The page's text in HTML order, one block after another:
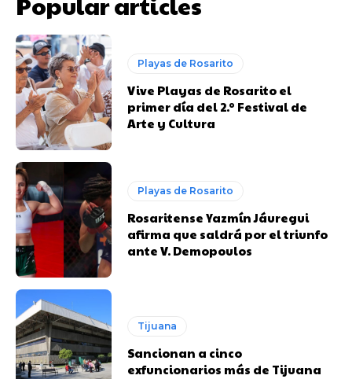
Playas de Rosarito
Vive Playas de Rosarito el
primer día del 2.º Festival de
Arte y Cultura
Playas de Rosarito
Rosaritense Yazmín Jáuregui
afirma que saldrá por el triunfo
ante V. Demopoulos
Tijuana
Sancionan a cinco
exfuncionarios más de Tijuana